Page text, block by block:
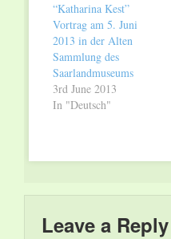
Wilhelm Heinrich von
Nassau-Saarbrücken
sind ab Samstag, 23.
März 2019, im ersten
Obergeschoss des
Kreisständehauses
zentrale Stücke aus
“Katharina Kest”
Vortrag am 5. Juni
2013 in der Alten
Sammlung des
Saarlandmuseums
3rd June 2013
In "Deutsch"
Leave a Reply